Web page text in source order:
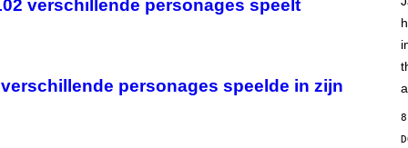
verschillende personages speelt
personages speelde in zijn
R
K
)